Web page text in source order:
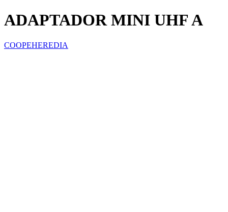
ADAPTADOR MINI UHF A
COOPEHEREDIA